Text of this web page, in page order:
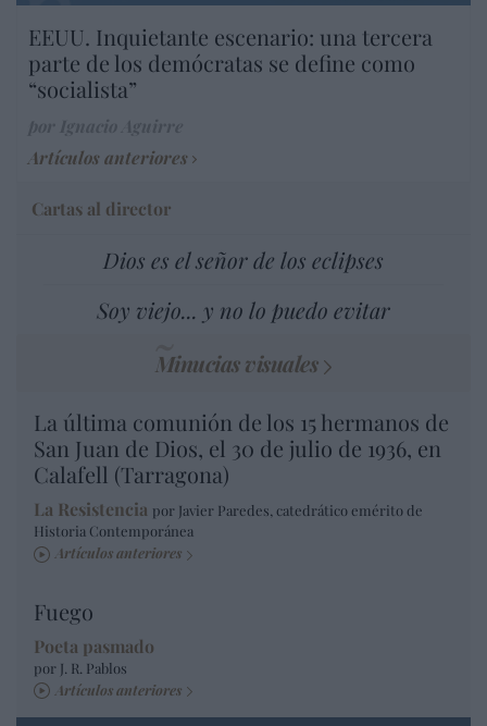
EEUU. Inquietante escenario: una tercera
parte de los demócratas se define como
“socialista”
Artículos anteriores
Cartas al director
Dios es el señor de los eclipses
Soy viejo... y no lo puedo evitar
Minucias visuales
La última comunión de los 15 hermanos de
San Juan de Dios, el 30 de julio de 1936, en
Calafell (Tarragona)
La Resistencia por Javier Paredes, catedrático emérito de
Historia Contemporánea
Artículos anteriores
Fuego
Poeta pasmado
por J. R. Pablos
Artículos anteriores